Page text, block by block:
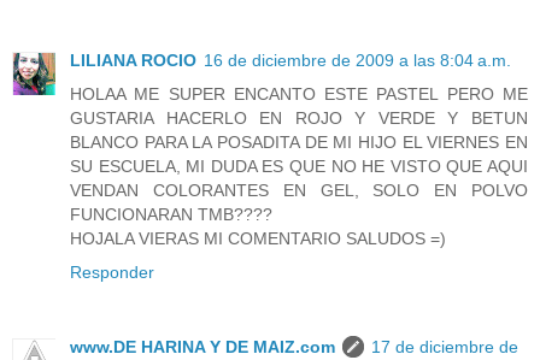
LILIANA ROCIO 16 de diciembre de 2009 a las 8:04 a.m.
HOLAA ME SUPER ENCANTO ESTE PASTEL PERO ME
GUSTARIA HACERLO EN ROJO Y VERDE Y BETUN
BLANCO PARA LA POSADITA DE MI HIJO EL VIERNES EN
SU ESCUELA, MI DUDA ES QUE NO HE VISTO QUE AQUI
VENDAN COLORANTES EN GEL, SOLO EN POLVO
FUNCIONARAN TMB????
HOJALA VIERAS MI COMENTARIO SALUDOS =)
Responder
www.DE HARINA Y DE MAIZ.com
17 de diciembre de